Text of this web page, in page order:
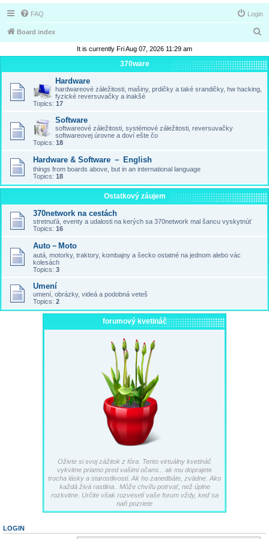
FAQ Login
Board index
a
r
It is currently Fri Aug 07, 2026 11:29 am
370ware
Hardware
hardwareové záležitosti, mašiny, prdičky a také srandičky, hw hacking,
fyzické reversuvačky a inakšé
Topics: 17
Software
softwareové záležitosti, systémové záležitosti, reversuvačky
softwareovej úrovne a doví ešte čo
Topics: 18
Hardware & Software － English
things from boards above, but in an international language
Topics: 18
Ostatkový záujem
370network na cestách
stretnuťá, eventy a udalosti na kerých sa 370network mal šancu vyskytnúť
Topics: 16
Auto－Moto
autá, motorky, traktory, kombajny a šecko ostatné na jednom alebo vác
kolesách
Topics: 3
Umení
umení, obrázky, videá a podobná veteš
Topics: 2
forumový kvetináč
Oživte si svoj zážitok z fóra. Tento virtuálny kvetináč
vykvitne priamo pred vašimi očami... ak mu doprajete
trocha lásky a starostlivosti. Ak ho zanedbáte, zvädne. Ako
každá živá rastlina.. Môže chvíľu potrvať, než úplne
rozkvitne. Určite však rozveselí vaše forum vždy, keď sa
naň pozriete
LOGIN